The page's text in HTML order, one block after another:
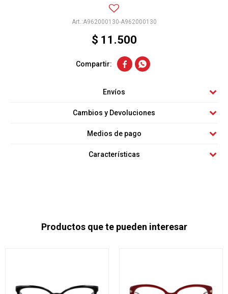
A962000130-A962000130
$ 11.500
 
Envíos
Cambios y Devoluciones
Medios de pago
Características
Productos que te pueden interesar